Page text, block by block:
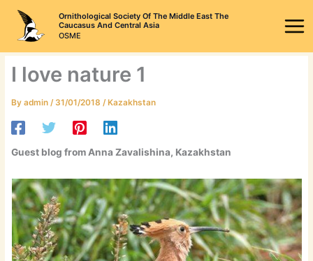
content
Ornithological Society Of The Middle East The
Caucasus And Central Asia
OSME
I love nature 1
Byadmin / 31/01/2018 /Kazakhstan
Guest blog from Anna Zavalishina, Kazakhstan